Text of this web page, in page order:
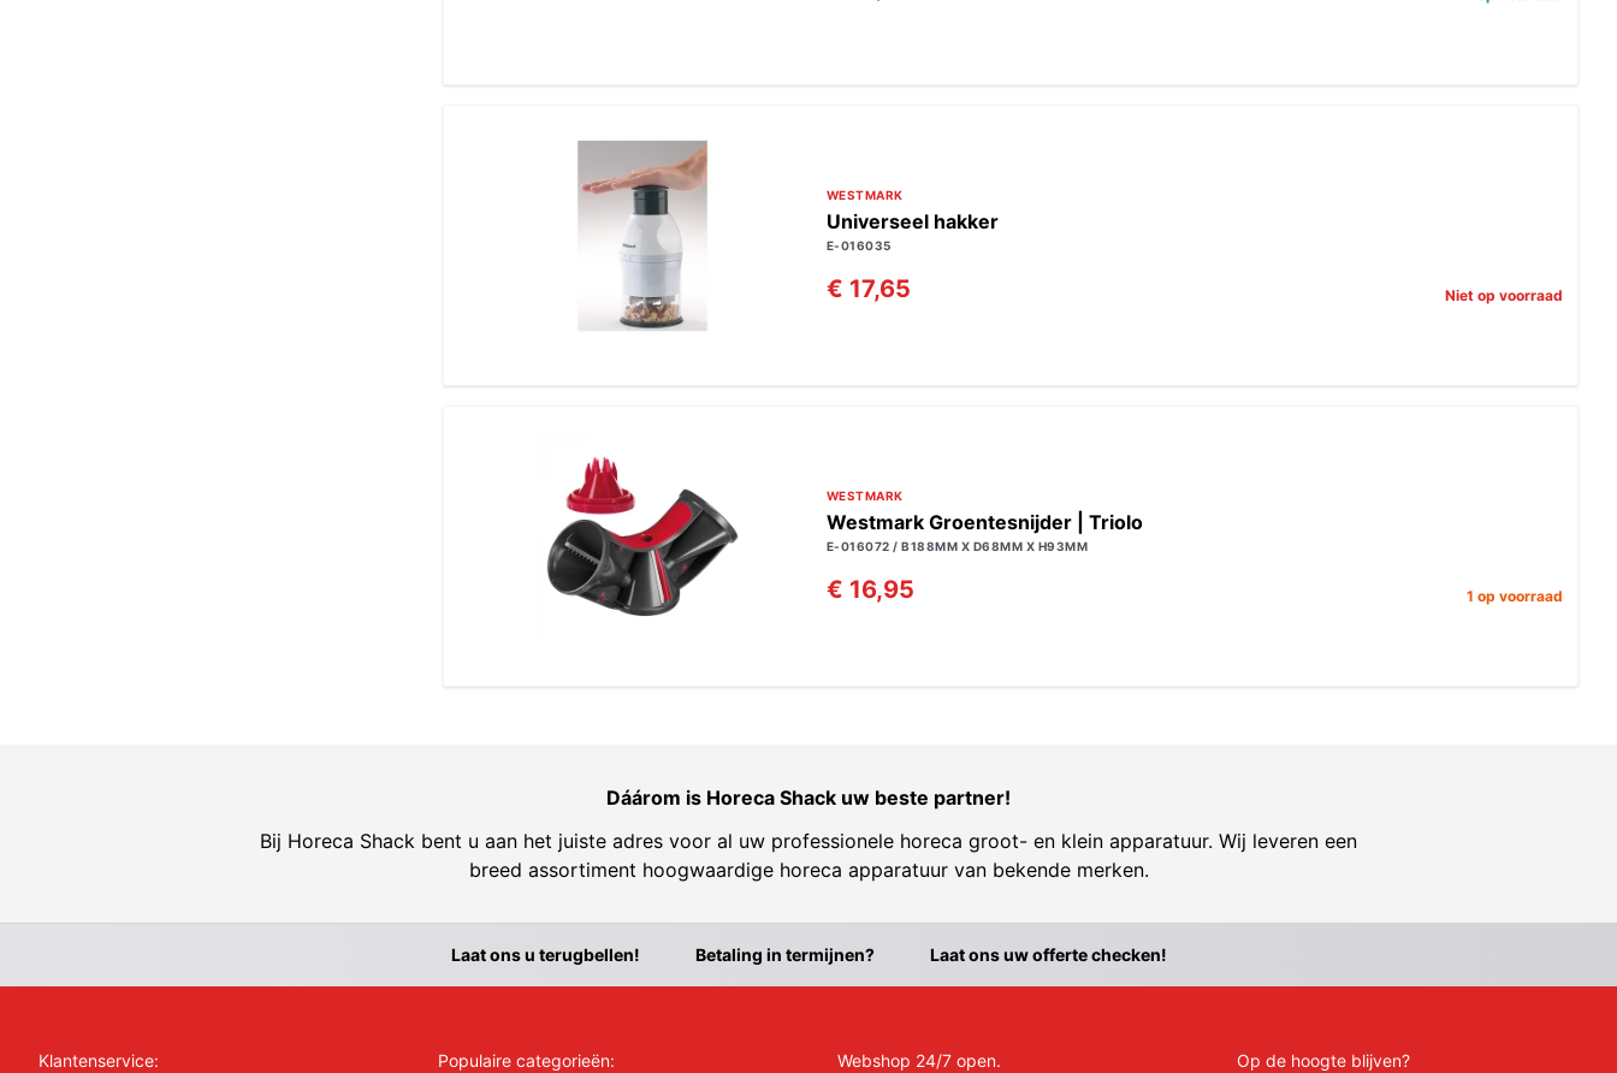
WESTMARK
Universeel hakker
E-016035
€ 17,65 Niet op voorraad
WESTMARK
Westmark Groentesnijder | Triolo
E-016072 / B188MM X D68MM X H93MM
€ 16,95 1 op voorraad
Dáárom is Horeca Shack uw beste partner!
Bij Horeca Shack bent u aan het juiste adres voor al uw professionele horeca groot- en klein apparatuur. Wij leveren een
breed assortiment hoogwaardige horeca apparatuur van bekende merken.
Laat ons u terugbellen! Betaling in termijnen? Laat ons uw offerte checken!
Klantenservice: Populaire categorieën: Webshop 24/7 open. Op de hoogte blijven?